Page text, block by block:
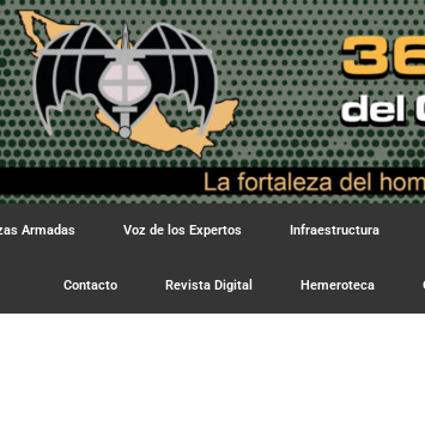
Armadas Voz de los Expertos Infraestructura
Contacto Revista Digital Hemeroteca